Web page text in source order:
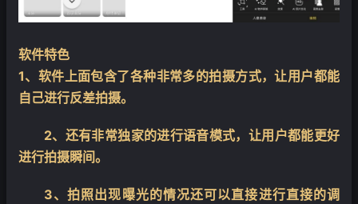
软件特色
1、软件上面包含了各种非常多的拍摄方式，让用户都能
自己进行反差拍摄。
2、还有非常独家的进行语音模式，让用户都能更好
进行拍摄瞬间。
3、拍照出现曝光的情况还可以直接进行直接的调